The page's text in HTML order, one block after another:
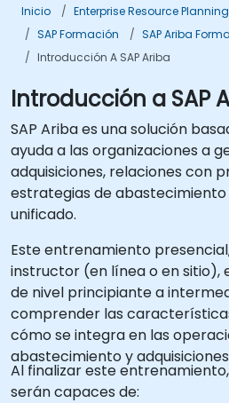
Inicio
Enterprise Resource
SAP Formación
SAP Ariba
Introducción A SAP Ariba
Introducción a SAP
SAP Ariba es una solución
ayuda a las organizaciones a
adquisiciones, relaciones con
estrategias de
unificado.
Este entrenamiento
instructor (en línea o en sitio),
de nivel principiante a
comprender las
cómo se integra en las
abastecimiento y
Al finalizar este
serán capaces de: